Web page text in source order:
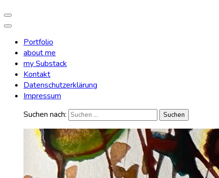
Portfolio
about me
my Substack
Kontakt
Datenschutzerklärung
Impressum
Suchen nach: